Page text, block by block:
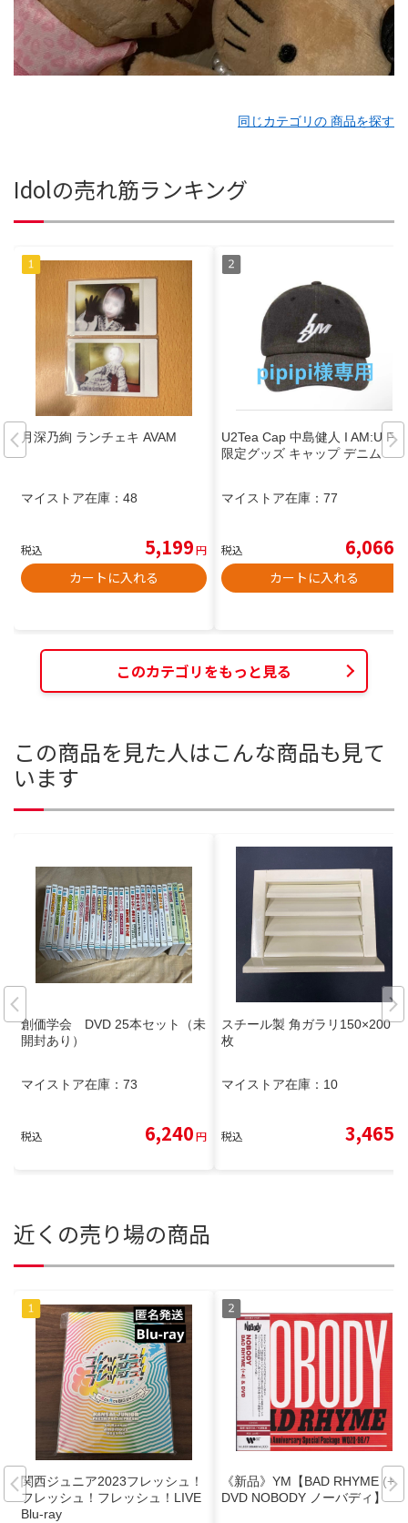
同じカテゴリの 商品を探す
Idolの売れ筋ランキング
月深乃絢 ランチェキ AVAM
マイストア在庫： 48
税込 5,199円
カートに入れる
U2Tea Cap 中島健人 I AM:U FC
限定グッズ キャップ デニム
マイストア在庫： 77
税込 6,066
カートに入れる
このカテゴリをもっと見る
この商品を見た人はこんな商品も見て
います
創価学会 DVD 25本セット（未
開封あり）
マイストア在庫： 73
税込 6,240円
スチール製 角ガラリ150×200 2
枚
マイストア在庫： 10
税込 3,465
近くの売り場の商品
関西ジュニア2023フレッシュ！
フレッシュ！フレッシュ！LIVE
Blu-ray
《新品》YM【BAD RHYME (+4)
DVD NOBODY ノーバディ】